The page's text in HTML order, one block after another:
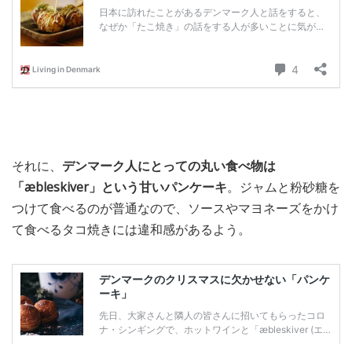
それに、 デンマーク人にとっての丸い食べ物は
「æbleskiver」という甘いパンケーキ。ジャムと粉砂糖を
つけて食べるのが普通なので、ソースやマヨネーズをかけ
て食べるタコ焼きには違和感があるよう。